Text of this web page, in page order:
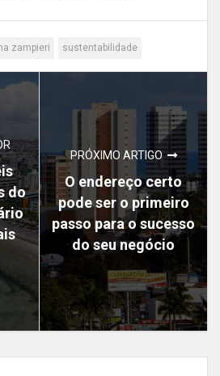
zampieri sustentabilidade
do
PRÓXIMO ARTIGO
O endereço certo
pode ser o primeiro
passo para o sucesso
do seu negócio